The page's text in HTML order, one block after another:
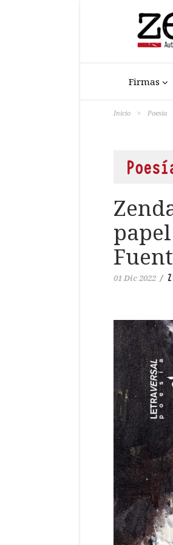
Firmas
Inicio > Poesía
01 Dic 2022 /